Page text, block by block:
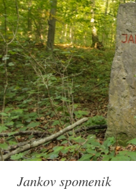
Jankov spomenik